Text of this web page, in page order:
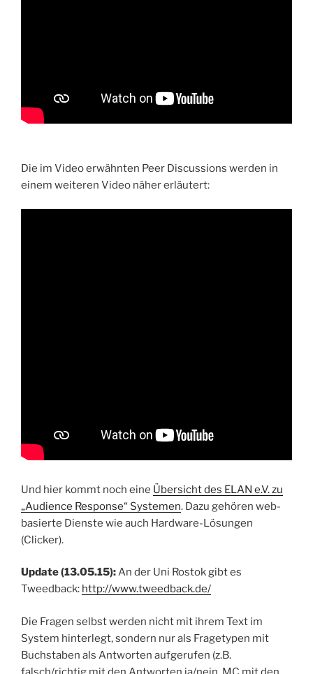
Die im Video erwähnten Peer Discussions werden in
einem weiteren Video näher erläutert:
Und hier kommt noch eine Übersicht des ELAN e.V. zu
„Audience Response“ Systemen. Dazu gehören web-
basierte Dienste wie auch Hardware-Lösungen
(Clicker).
Update (13.05.15):An der Uni Rostok gibt es
Tweedback: http://www.tweedback.de/
Die Fragen selbst werden nicht mit ihrem Text im
System hinterlegt, sondern nur als Fragetypen mit
Buchstaben als Antworten aufgerufen (z.B.